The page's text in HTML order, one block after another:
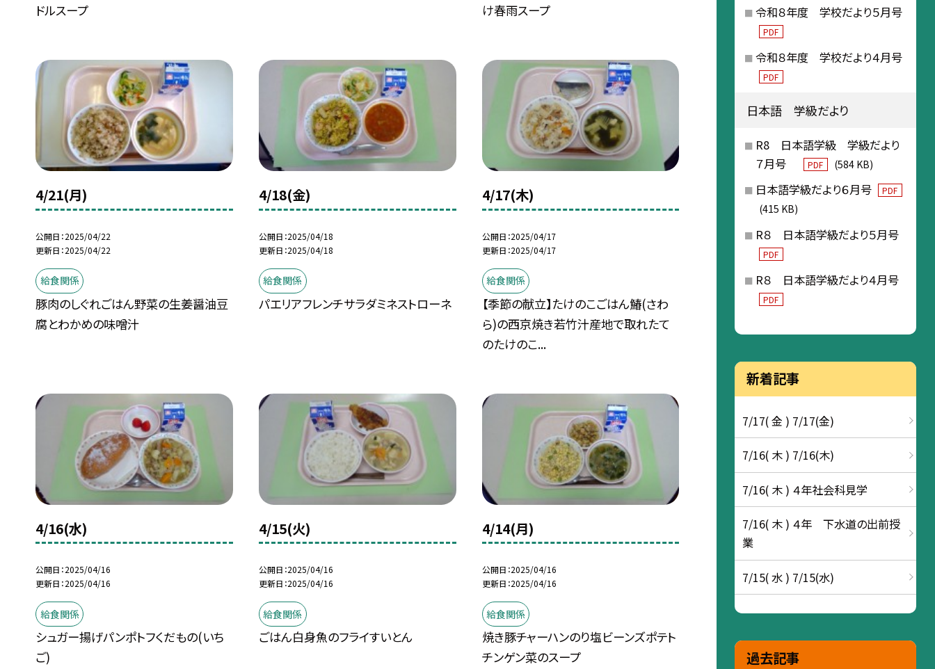
ドルスープ
け春雨スープ
4/21(月)
公開日 2025/04/22
更新日 2025/04/22
給食関係
豚肉のしぐれごはん野菜の生姜醤油豆
腐とわかめの味噌汁
4/18(金)
公開日 2025/04/18
更新日 2025/04/18
給食関係
パエリアフレンチサラダミネストローネ
4/17(木)
公開日 2025/04/17
更新日 2025/04/17
給食関係
【季節の献立】たけのこごはん鰆(さわ
ら)の西京焼き若竹汁産地で取れたて
のたけのこ...
4/16(水)
公開日 2025/04/16
更新日 2025/04/16
給食関係
シュガー揚げパンポトフくだもの(いち
ご)
4/15(火)
公開日 2025/04/16
更新日 2025/04/16
給食関係
ごはん白身魚のフライすいとん
4/14(月)
公開日 2025/04/16
更新日 2025/04/16
給食関係
焼き豚チャーハンのり塩ビーンズポテト
チンゲン菜のスープ
令和８年度 学校だより５月号
PDF
令和８年度 学校だより４月号
PDF
日本語 学級だより
R8 日本語学級 学級だより
７月号
PDF (584 KB)
日本語学級だより６月号 PDF
(415 KB)
R８ 日本語学級だより５月号
PDF
R８ 日本語学級だより４月号
PDF
新着記事
7/17( 金 ) 7/17(金)
7/16( 木 ) 7/16(木)
7/16( 木 ) ４年社会科見学
7/16( 木 ) ４年 下水道の出前授
業
7/15( 水 ) 7/15(水)
過去記事